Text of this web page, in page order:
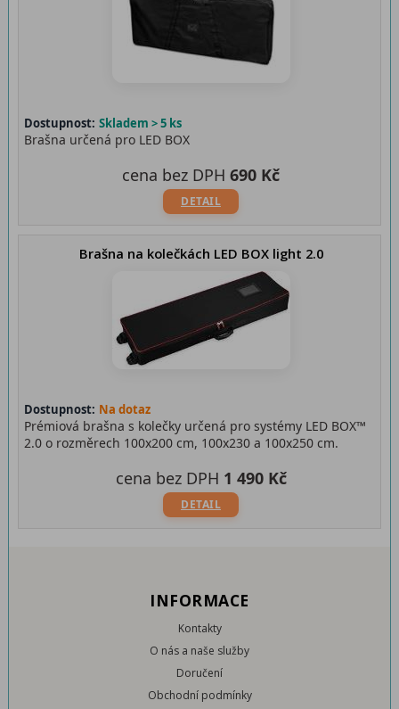
Dostupnost: Skladem > 5 ks
Brašna určená pro LED BOX
DETAIL
cena bez DPH 690 Kč
Brašna na kolečkách LED BOX light 2.0
Dostupnost: Na dotaz
Prémiová brašna s kolečky určená pro systémy LED BOX™
2.0 o rozměrech 100x200 cm, 100x230 a 100x250 cm.
DETAIL
cena bez DPH 1 490 Kč
INFORMACE
Kontakty
O nás a naše služby
Doručení
Obchodní podmínky